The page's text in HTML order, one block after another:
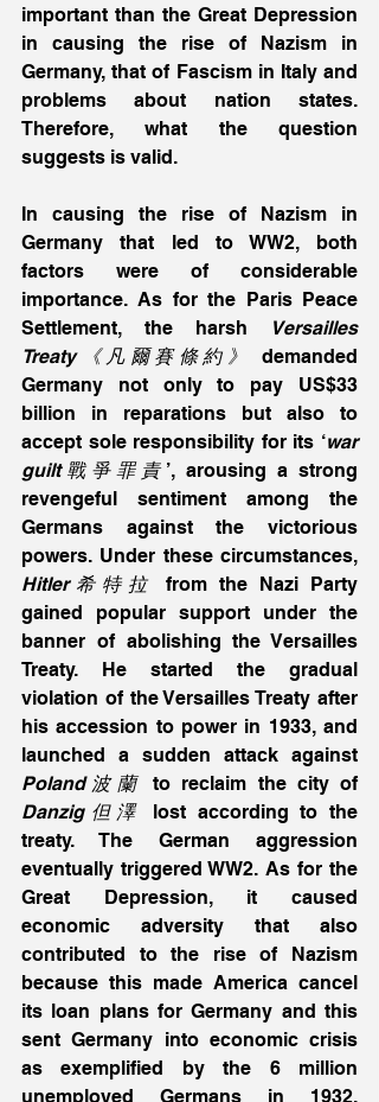
important than the Great Depression
in causing the rise of Nazism in
Germany, that of Fascism in Italy and
problems about nation states.
Therefore, what the question
suggests is valid.
In causing the rise of Nazism in
Germany that led to WW2, both
factors were of considerable
importance. As for the Paris Peace
Settlement, the harsh
Versailles
Treaty《凡爾賽條約》
demanded
Germany not only to pay US$33
billion in reparations but also to
accept sole responsibility for its ‘war
guilt戰爭罪責 ’, arousing a strong
revengeful sentiment among the
Germans against the victorious
Hitler希特拉
from the Nazi Party
gained popular support under the
banner of abolishing the Versailles
Treaty. He started the gradual
violation of the Versailles Treaty after
his accession to power in 1933, and
Poland波蘭
Danzig但澤
lost according to the
treaty. The German aggression
eventually triggered WW2. As for the
Great Depression, it caused
economic adversity that also
contributed to the rise of Nazism
because this made America cancel
its loan plans for Germany and this
sent Germany into economic crisis
as exemplified by the 6 million
unemployed Germans in 1932.